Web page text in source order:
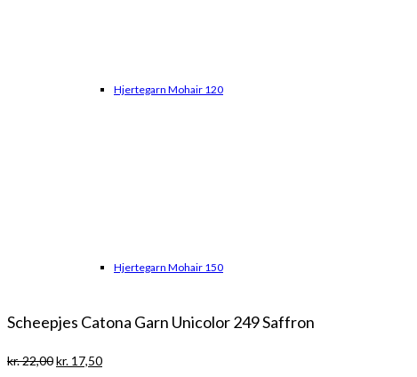
Hjertegarn Mohair 120
Hjertegarn Mohair 150
Scheepjes Catona Garn Unicolor 249 Saffron
kr.22,00Den
kr. 17,50Den